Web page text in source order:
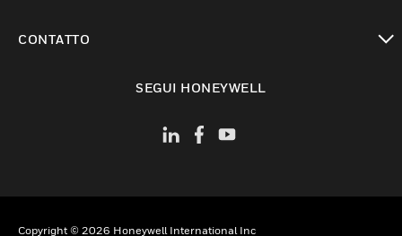
CONTATTO
SEGUI HONEYWELL
Copyright © 2026 Honeywell International Inc